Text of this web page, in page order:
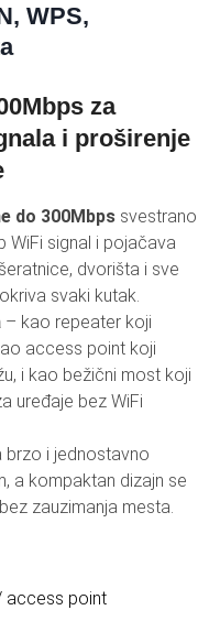
WPS,
za
i proširenje
do 300Mbps svestrano
WiFi signal i pojačava
dvorišta i sve
svaki kutak.
– kao repeater koji
access point koji
i kao bežični most koji
uređaje bez WiFi
brzo i jednostavno
a kompaktan dizajn se
zauzimanja mesta.
access point